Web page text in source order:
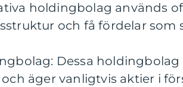
holdingbolag används
och få fördelar som
Dessa holdingbolag
äger vanligtvis aktier i